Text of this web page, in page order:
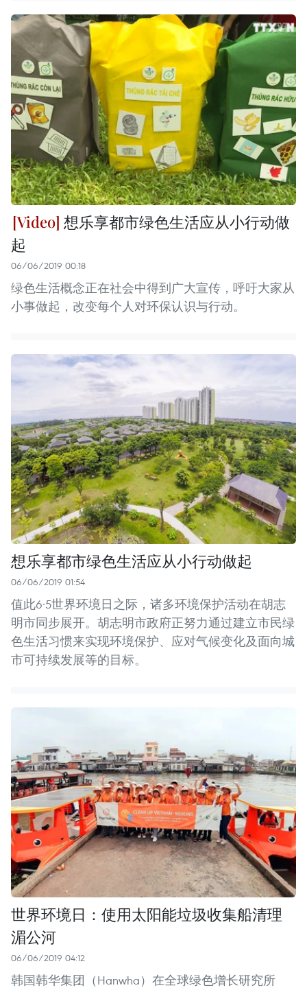
想乐享都市绿色生活应从小行动做
起
06/06/2019 00:18
绿色生活概念正在社会中得到广大宣传，呼吁大家从
小事做起，改变每个人对环保认识与行动。
想乐享都市绿色生活应从小行动做起
06/06/2019 01:54
值此6·5世界环境日之际，诸多环境保护活动在胡志
明市同步展开。胡志明市政府正努力通过建立市民绿
色生活习惯来实现环境保护、应对气候变化及面向城
市可持续发展等的目标。
世界环境日：使用太阳能垃圾收集船清理
湄公河
06/06/2019 04:12
韩国韩华集团（Hanwha）在全球绿色增长研究所